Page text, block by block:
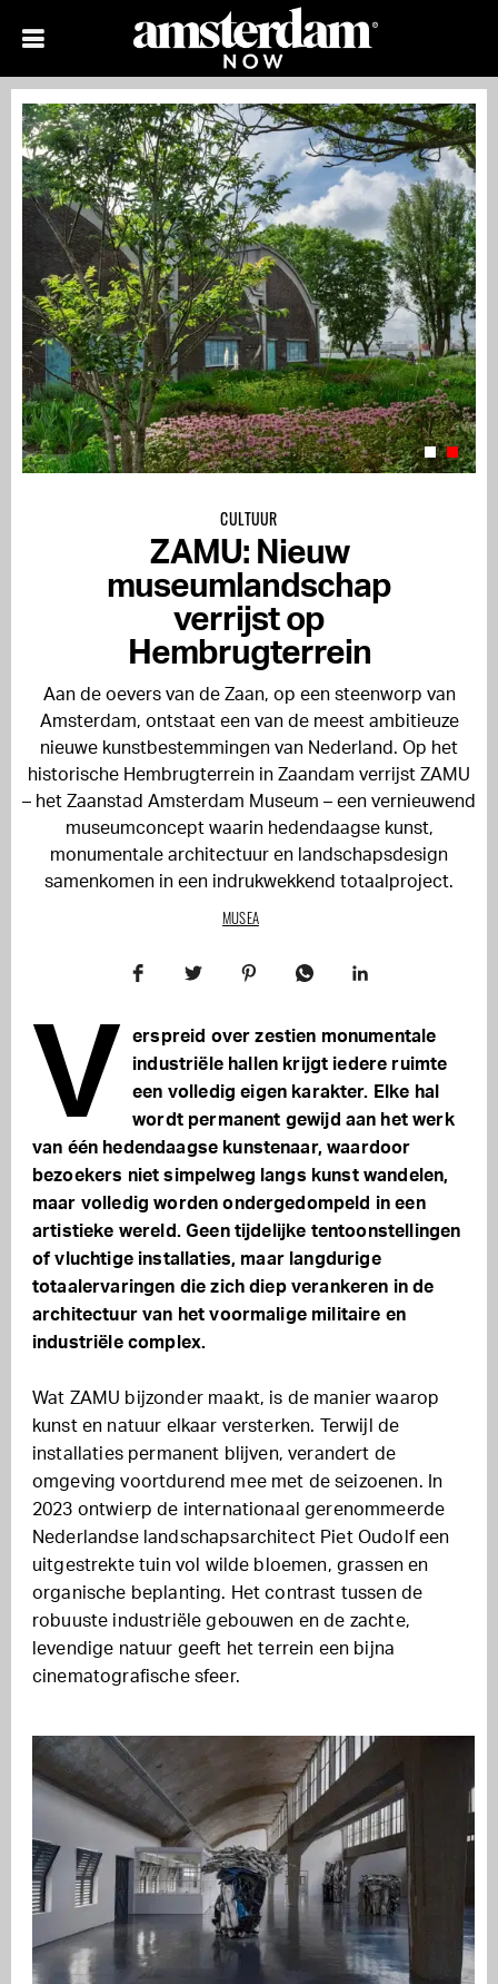
CULTUUR
ZAMU: Nieuw
museumlandschap
verrijst op
Hembrugterrein
Aan de oevers van de Zaan, op een steenworp van
Amsterdam, ontstaat een van de meest ambitieuze
nieuwe kunstbestemmingen van Nederland. Op het
historische Hembrugterrein in Zaandam verrijst ZAMU
– het Zaanstad Amsterdam Museum – een vernieuwend
museumconcept waarin hedendaagse kunst,
monumentale architectuur en landschapsdesign
samenkomen in een indrukwekkend totaalproject.
MUSEA
V
erspreid over zestien monumentale
industriële hallen krijgt iedere ruimte
een volledig eigen karakter. Elke hal
wordt permanent gewijd aan het werk
van één hedendaagse kunstenaar, waardoor
bezoekers niet simpelweg langs kunst wandelen,
maar volledig worden ondergedompeld in een
artistieke wereld. Geen tijdelijke tentoonstellingen
of vluchtige installaties, maar langdurige
totaalervaringen die zich diep verankeren in de
architectuur van het voormalige militaire en
industriële complex.
Wat ZAMU bijzonder maakt, is de manier waarop
kunst en natuur elkaar versterken. Terwijl de
installaties permanent blijven, verandert de
omgeving voortdurend mee met de seizoenen. In
2023 ontwierp de internationaal gerenommeerde
Nederlandse landschapsarchitect Piet Oudolf een
uitgestrekte tuin vol wilde bloemen, grassen en
organische beplanting. Het contrast tussen de
robuuste industriële gebouwen en de zachte,
levendige natuur geeft het terrein een bijna
cinematografische sfeer.